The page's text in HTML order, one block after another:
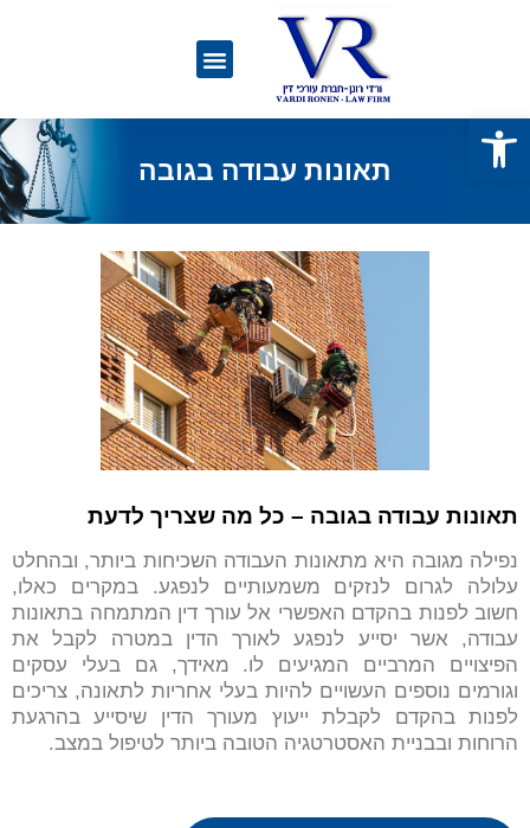
פתח סרגל נגישות
תאונות עבודה בגובה
תאונות עבודה בגובה – כל מה שצריך לדעת
נפילה מגובה היא מתאונות העבודה השכיחות ביותר, ובהחלט
עלולה לגרום לנזקים משמעותיים לנפגע. במקרים כאלו,
חשוב לפנות בהקדם האפשרי אל עורך דין המתמחה בתאונות
עבודה, אשר יסייע לנפגע לאורך הדין במטרה לקבל את
הפיצויים המרביים המגיעים לו. מאידך, גם בעלי עסקים
וגורמים נוספים העשויים להיות בעלי אחריות לתאונה, צריכים
לפנות בהקדם לקבלת ייעוץ מעורך הדין שיסייע בהרגעת
הרוחות ובבניית האסטרטגיה הטובה ביותר לטיפול במצב.